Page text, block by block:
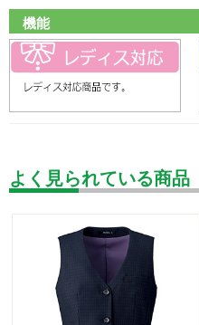
機能
よく見られている商品